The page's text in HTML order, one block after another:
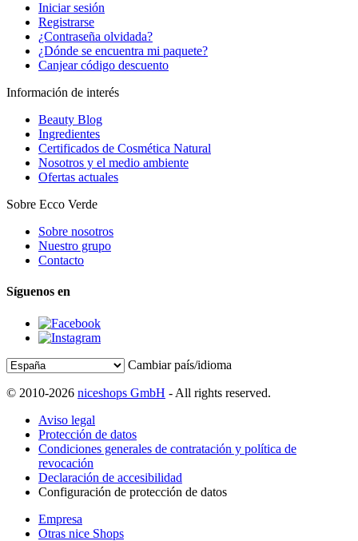
Iniciar sesión
Registrarse
¿Contraseña olvidada?
¿Dónde se encuentra mi paquete?
Canjear código descuento
Información de interés
Beauty Blog
Ingredientes
Certificados de Cosmética Natural
Nosotros y el medio ambiente
Ofertas actuales
Sobre Ecco Verde
Sobre nosotros
Nuestro grupo
Contacto
Síguenos en
Cambiar país/idioma
© 2010-2026 niceshops GmbH - All rights reserved.
Aviso legal
Protección de datos
Condiciones generales de contratación y política de
revocación
Declaración de accesibilidad
Configuración de protección de datos
Empresa
Otras nice Shops